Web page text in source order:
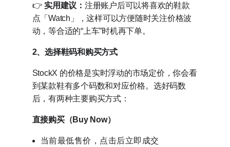
👉实用建议： 注册账户后可以将喜欢的鞋款
点「Watch」，这样可以方便随时关注价格波
动，等合适的“上车”时机再下单。
2、选择鞋码和购买方式
StockX 的价格是实时浮动的市场定价，你会看
到某款鞋有多个码数和对应价格。选好码数
后，有两种主要购买方式：
直接购买（Buy Now）
当前最低售价，点击后立即成交